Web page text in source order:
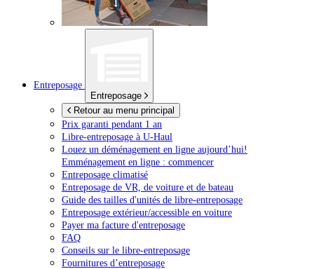
Entreposage
Entreposage
Retour au menu principal
Prix garanti pendant 1 an
Libre-entreposage à U-Haul
Louez un déménagement en ligne aujourd’hui!
Emménagement en ligne : commencer
Entreposage climatisé
Entreposage de VR, de voiture et de bateau
Guide des tailles d'unités de libre-entreposage
Entreposage extérieur/accessible en voiture
Payer ma facture d'entreposage
FAQ
Conseils sur le libre-entreposage
Fournitures d’entreposage